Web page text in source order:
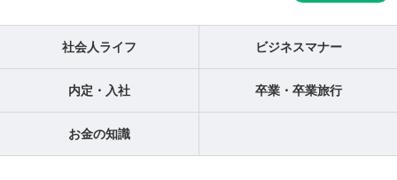
社会人ライフ ビジネスマナー
内定・入社 卒業・卒業旅行
お金の知識